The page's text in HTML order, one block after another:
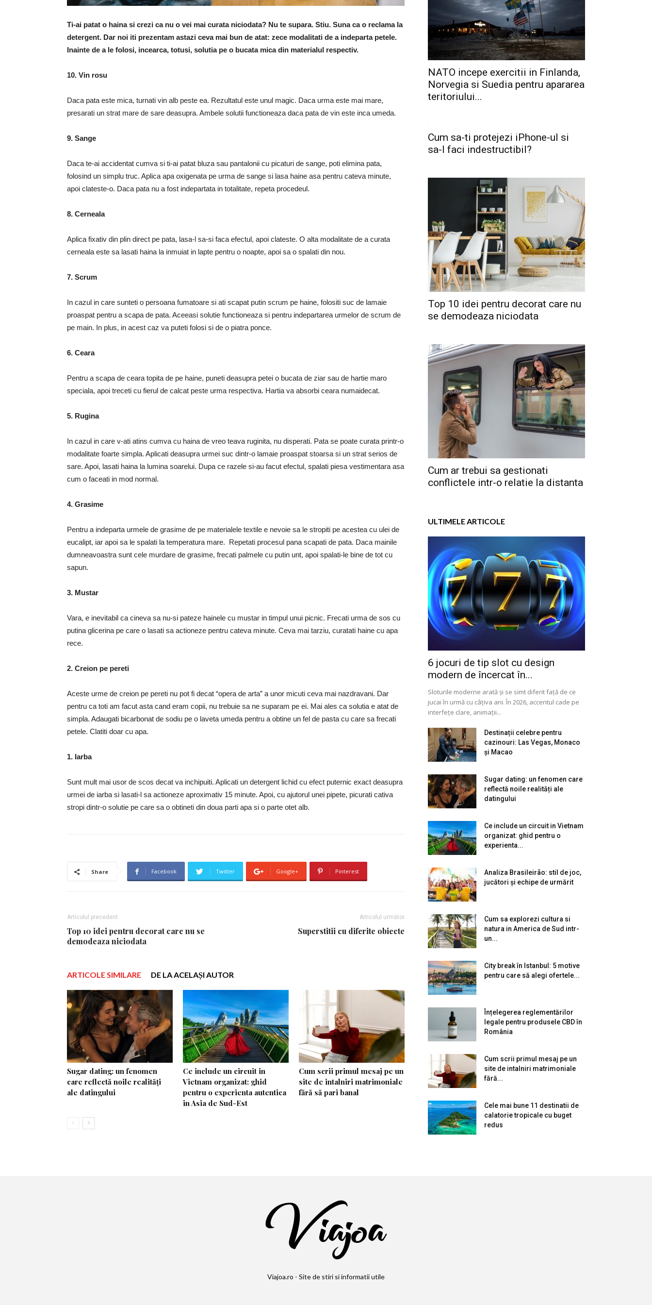
Ti-ai patat o haina si crezi ca nu o vei mai curata niciodata? Nu te supara. Stiu. Suna ca o reclama la
detergent. Dar noi iti prezentam astazi ceva mai bun de atat: zece modalitati de a indeparta petele.
Inainte de a le folosi, incearca, totusi, solutia pe o bucata mica din materialul respectiv.
10. Vin rosu
Daca pata este mica, turnati vin alb peste ea. Rezultatul este unul magic. Daca urma este mai mare,
presarati un strat mare de sare deasupra. Ambele solutii functioneaza daca pata de vin este inca umeda.
9. Sange
Daca te-ai accidentat cumva si ti-ai patat bluza sau pantalonii cu picaturi de sange, poti elimina pata,
folosind un simplu truc. Aplica apa oxigenata pe urma de sange si lasa haine asa pentru cateva minute,
apoi clateste-o. Daca pata nu a fost indepartata in totalitate, repeta procedeul.
8. Cerneala
Aplica fixativ din plin direct pe pata, lasa-l sa-si faca efectul, apoi clateste. O alta modalitate de a curata
cerneala este sa lasati haina la inmuiat in lapte pentru o noapte, apoi sa o spalati din nou.
7. Scrum
In cazul in care sunteti o persoana fumatoare si ati scapat putin scrum pe haine, folositi suc de lamaie
proaspat pentru a scapa de pata. Aceeasi solutie functioneaza si pentru indepartarea urmelor de scrum de
pe main. In plus, in acest caz va puteti folosi si de o piatra ponce.
6. Ceara
Pentru a scapa de ceara topita de pe haine, puneti deasupra petei o bucata de ziar sau de hartie maro
speciala, apoi treceti cu fierul de calcat peste urma respectiva. Hartia va absorbi ceara numaidecat.
5. Rugina
In cazul in care v-ati atins cumva cu haina de vreo teava ruginita, nu disperati. Pata se poate curata printr-o
modalitate foarte simpla. Aplicati deasupra urmei suc dintr-o lamaie proaspat stoarsa si un strat serios de
sare. Apoi, lasati haina la lumina soarelui. Dupa ce razele si-au facut efectul, spalati piesa vestimentara asa
cum o faceati in mod normal.
4. Grasime
Pentru a indeparta urmele de grasime de pe materialele textile e nevoie sa le stropiti pe acestea cu ulei de
eucalipt, iar apoi sa le spalati la temperatura mare. Repetati procesul pana scapati de pata. Daca mainile
dumneavoastra sunt cele murdare de grasime, frecati palmele cu putin unt, apoi spalati-le bine de tot cu
sapun.
3. Mustar
Vara, e inevitabil ca cineva sa nu-si pateze hainele cu mustar in timpul unui picnic. Frecati urma de sos cu
putina glicerina pe care o lasati sa actioneze pentru cateva minute. Ceva mai tarziu, curatati haine cu apa
rece.
2. Creion pe pereti
Aceste urme de creion pe pereti nu pot fi decat “opera de arta” a unor micuti ceva mai nazdravani. Dar
pentru ca toti am facut asta cand eram copii, nu trebuie sa ne suparam pe ei. Mai ales ca solutia e atat de
simpla. Adaugati bicarbonat de sodiu pe o laveta umeda pentru a obtine un fel de pasta cu care sa frecati
petele. Clatiti doar cu apa.
1. Iarba
Sunt mult mai usor de scos decat va inchipuiti. Aplicati un detergent lichid cu efect puternic exact deasupra
urmei de iarba si lasati-l sa actioneze aproximativ 15 minute. Apoi, cu ajutorul unei pipete, picurati cativa
stropi dintr-o solutie pe care sa o obtineti din doua parti apa si o parte otet alb.
Share Facebook Twitter Google+ Pinterest
Articolul precedent
Top 10 idei pentru decorat care nu se
demodeaza niciodata
Articolul următor
Superstitii cu diferite obiecte
ARTICOLE SIMILARE DE LA ACELAȘI AUTOR
Sugar dating: un fenomen
care reflectă noile realități
ale datingului
Ce include un circuit in
Vietnam organizat: ghid
pentru o experienta autentica
in Asia de Sud-Est
Cum scrii primul mesaj pe un
site de intalniri matrimoniale
fără să pari banal
NATO incepe exercitii in Finlanda,
Norvegia si Suedia pentru apararea
teritoriului...
Cum sa-ti protejezi iPhone-ul si
sa-l faci indestructibil?
Top 10 idei pentru decorat care nu
se demodeaza niciodata
Cum ar trebui sa gestionati
conflictele intr-o relatie la distanta
ULTIMELE ARTICOLE
6 jocuri de tip slot cu design
modern de încercat în...
Sloturile moderne arată și se simt diferit față de ce
jucai în urmă cu câțiva ani. În 2026, accentul cade pe
interfețe clare, animații...
Destinații celebre pentru
cazinouri: Las Vegas, Monaco
și Macao
Sugar dating: un fenomen care
reflectă noile realități ale
datingului
Ce include un circuit in Vietnam
organizat: ghid pentru o
experienta...
Analiza Brasileirão: stil de joc,
jucători și echipe de urmărit
Cum sa explorezi cultura si
natura in America de Sud intr-
un...
City break în Istanbul: 5 motive
pentru care să alegi ofertele...
Înțelegerea reglementărilor
legale pentru produsele CBD în
România
Cum scrii primul mesaj pe un
site de intalniri matrimoniale
fără...
Cele mai bune 11 destinatii de
calatorie tropicale cu buget
redus
Viajoa.ro - Site de stiri si informatii utile